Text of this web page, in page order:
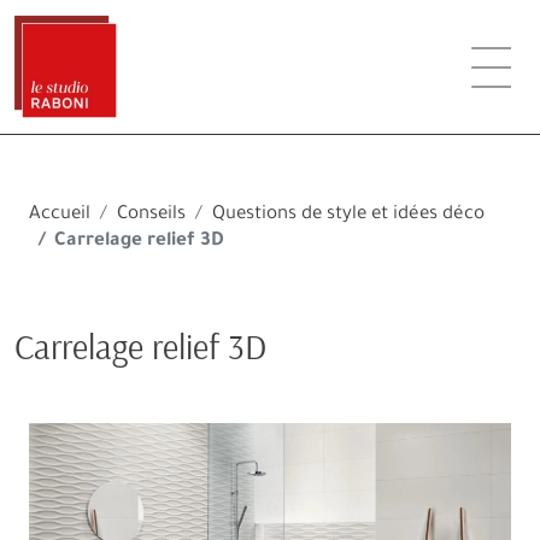
Accueil Conseils
Questions de style et idées déco
Carrelage relief 3D
Carrelage relief 3D